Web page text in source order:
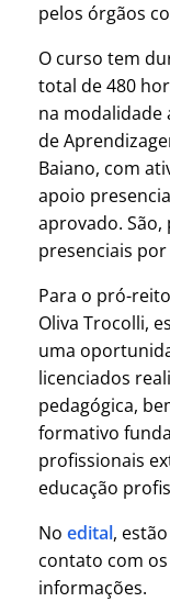
pelos órgãos
O curso tem
total de 480
na modalidade
de
Baiano, com
apoio
aprovado.
presenciais
Para o pró-
Oliva Trocolli,
uma
licenciados
pedagógica,
formativo
profissionais
educação
No edital,
contato com
informações.